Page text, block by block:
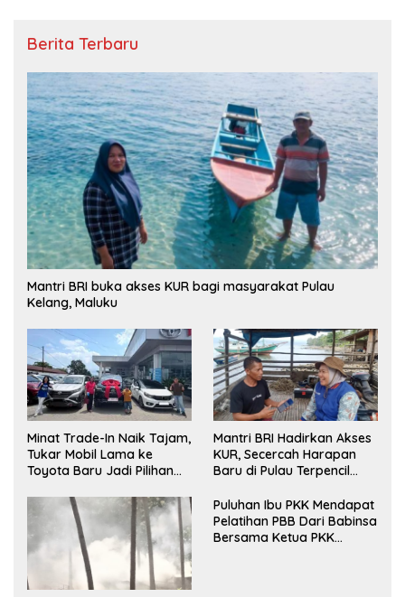
Berita Terbaru
Mantri BRI buka akses KUR bagi masyarakat Pulau
Kelang, Maluku
Minat Trade-In Naik Tajam,
Tukar Mobil Lama ke
Toyota Baru Jadi Pilihan
Mantri BRI Hadirkan Akses
KUR, Secercah Harapan
Baru di Pulau Terpencil
Puluhan Ibu PKK Mendapat
Pelatihan PBB Dari Babinsa
Bersama Ketua PKK